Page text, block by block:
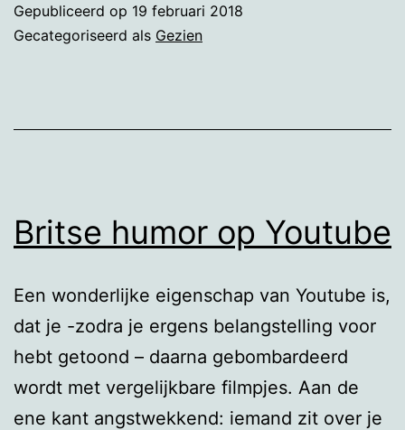
Gepubliceerd op 19 februari 2018
Gecategoriseerd als Gezien
Britse humor op Youtube
Een wonderlijke eigenschap van Youtube is,
dat je -zodra je ergens belangstelling voor
hebt getoond – daarna gebombardeerd
wordt met vergelijkbare filmpjes. Aan de
ene kant angstwekkend: iemand zit over je